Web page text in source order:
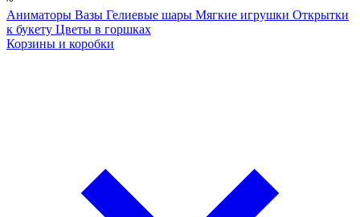
Аниматоры Вазы Гелиевые шары Мягкие игрушки Открытки
к букету Цветы в горшках
Корзины и коробки